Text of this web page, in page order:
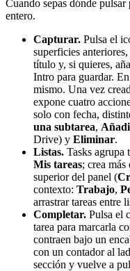
Cuando sepas dónde
entero.
Capturar. Pulsa el
superficies anteriores,
título y, si quieres,
Intro para guardar.
mismo. Una vez
expone cuatro
solo con fecha,
una subtarea,
Drive) y Eliminar.
Listas. Tasks agrupa
Mis tareas; crea más
superior del panel (
contexto: Trabajo,
arrastrar tareas entre
Completar. Pulsa el
tarea para marcarla
contraen bajo un
con un contador al
sección y vuelve a